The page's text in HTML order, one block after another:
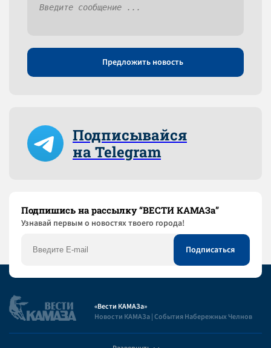
Предложить новость
Подписывайся
на Telegram
Подпишись на рассылку “ВЕСТИ КАМАЗа”
Узнaвай первым о новостях твоего города!
«Вести КАМАЗа»
Новости КАМАЗа | События Набережных Челнов